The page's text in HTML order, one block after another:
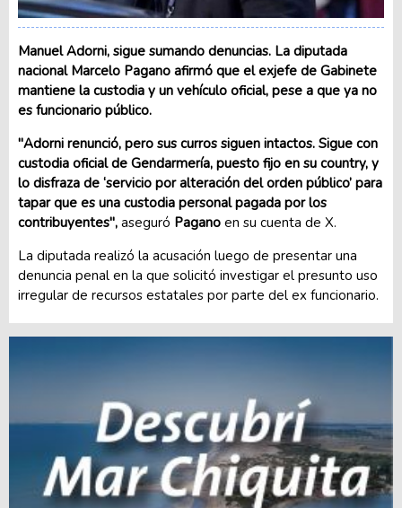
Manuel Adorni, sigue sumando denuncias. La diputada
nacional Marcelo Pagano afirmó que el exjefe de Gabinete
mantiene la custodia y un vehículo oficial, pese a que ya no
es funcionario público.
"Adorni renunció, pero sus curros siguen intactos. Sigue con
custodia oficial de Gendarmería, puesto fijo en su country, y
lo disfraza de ‘servicio por alteración del orden público’ para
tapar que es una custodia personal pagada por los
contribuyentes", aseguró Pagano en su cuenta de X.
La diputada realizó la acusación luego de presentar una
denuncia penal en la que solicitó investigar el presunto uso
irregular de recursos estatales por parte del ex funcionario.